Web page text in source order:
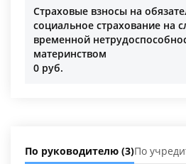
Страховые взносы на
социальное страхование на
временной
материнством
0 руб.
По руководителю (3)По